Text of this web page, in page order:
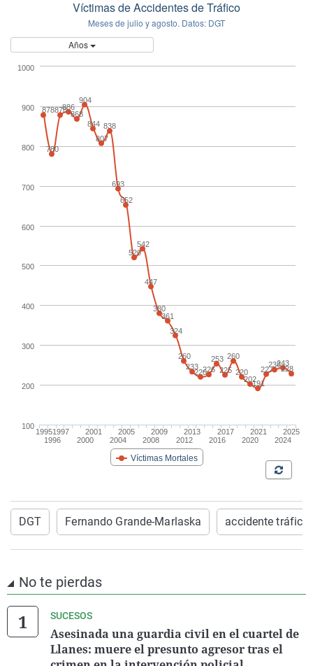
DGT Fernando Grande-Marlaska accidente tráfico
No te pierdas
SUCESOS
Asesinada una guardia civil en el cuartel de
Llanes: muere el presunto agresor tras el